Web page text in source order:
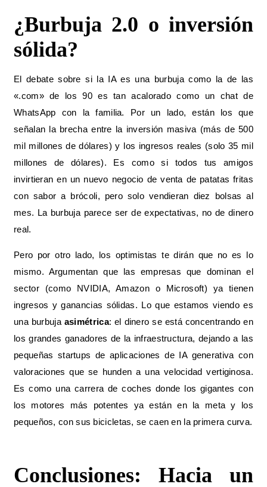
¿Burbuja 2.0 o inversión
sólida?
El debate sobre si la IA es una burbuja como la de las
«.com» de los 90 es tan acalorado como un chat de
WhatsApp con la familia. Por un lado, están los que
señalan la brecha entre la inversión masiva (más de 500
mil millones de dólares) y los ingresos reales (solo 35 mil
millones de dólares). Es como si todos tus amigos
invirtieran en un nuevo negocio de venta de patatas fritas
con sabor a brócoli, pero solo vendieran diez bolsas al
mes. La burbuja parece ser de expectativas, no de dinero
real.
Pero por otro lado, los optimistas te dirán que no es lo
mismo. Argumentan que las empresas que dominan el
sector (como NVIDIA, Amazon o Microsoft) ya tienen
ingresos y ganancias sólidas. Lo que estamos viendo es
una burbuja asimétrica: el dinero se está concentrando en
los grandes ganadores de la infraestructura, dejando a las
pequeñas startups de aplicaciones de IA generativa con
valoraciones que se hunden a una velocidad vertiginosa.
Es como una carrera de coches donde los gigantes con
los motores más potentes ya están en la meta y los
pequeños, con sus bicicletas, se caen en la primera curva.
Conclusiones: Hacia un